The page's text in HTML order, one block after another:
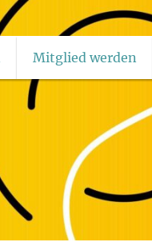
Mitglied werden